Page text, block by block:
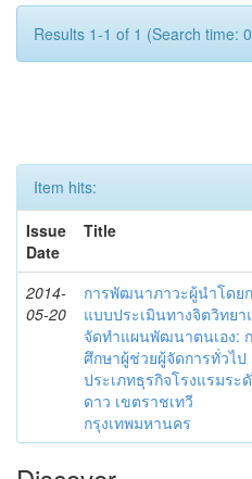
Results 1-1 of 1 (Search time:
Item hits:
Issue
Date
Title
2014-
05-20
การพัฒนาภาวะผู้นำโดย
แบบประเมินทางจิตวิทยา
จัดทำแผนพัฒนาตนเอง:
ศึกษาผู้ช่วยผู้จัดการทั่วไป
ประเภทธุรกิจโรงแรมระ
ดาว เขตราชเทวี
กรุงเทพมหานคร